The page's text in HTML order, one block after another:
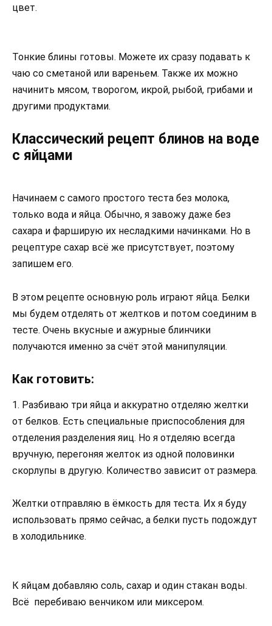
цвет.
Тонкие блины готовы. Можете их сразу подавать к
чаю со сметаной или вареньем. Также их можно
начинить мясом, творогом, икрой, рыбой, грибами и
другими продуктами.
Классический рецепт блинов на воде
с яйцами
Начинаем с самого простого теста без молока,
только вода и яйца. Обычно, я завожу даже без
сахара и фарширую их несладкими начинками. Но в
рецептуре сахар всё же присутствует, поэтому
запишем его.
В этом рецепте основную роль играют яйца. Белки
мы будем отделять от желтков и потом соединим в
тесте. Очень вкусные и ажурные блинчики
получаются именно за счёт этой манипуляции.
Как готовить:
1. Разбиваю три яйца и аккуратно отделяю желтки
от белков. Есть специальные приспособления для
отделения разделения яиц. Но я отделяю всегда
вручную, перегоняя желток из одной половинки
скорлупы в другую. Количество зависит от размера.
Желтки отправляю в ёмкость для теста. Их я буду
использовать прямо сейчас, а белки пусть подождут
в холодильнике.
К яйцам добавляю соль, сахар и один стакан воды.
Всё перебиваю венчиком или миксером.